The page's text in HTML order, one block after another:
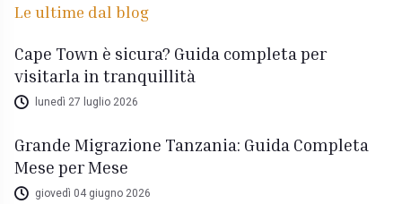
Le ultime dal blog
Cape Town è sicura? Guida completa per
visitarla in tranquillità
lunedì 27 luglio 2026
Grande Migrazione Tanzania: Guida Completa
Mese per Mese
giovedì 04 giugno 2026